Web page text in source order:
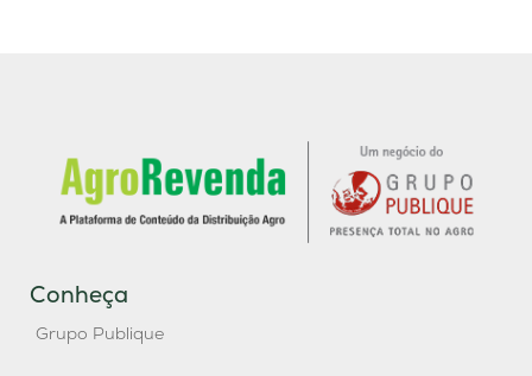
Conheça
Grupo Publique